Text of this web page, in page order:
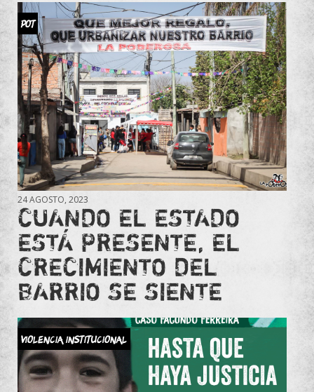
POT
24 AGOSTO, 2023
CUANDO EL ESTADO
ESTÁ PRESENTE, EL
CRECIMIENTO DEL
BARRIO SE SIENTE
violencia institucional